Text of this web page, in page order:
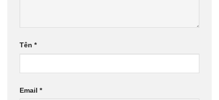
Tên *
Email *